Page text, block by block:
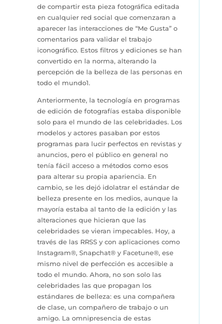
de compartir esta pieza fotográfica editada
en cualquier red social que comenzaran a
aparecer las interacciones de “Me Gusta” o
comentarios para validar el trabajo
iconográfico. Estos filtros y ediciones se han
convertido en la norma, alterando la
percepción de la belleza de las personas en
todo el mundo1.
Anteriormente, la tecnología en programas
de edición de fotografías estaba disponible
solo para el mundo de las celebridades. Los
modelos y actores pasaban por estos
programas para lucir perfectos en revistas y
anuncios, pero el público en general no
tenía fácil acceso a métodos como esos
para alterar su propia apariencia. En
cambio, se les dejó idolatrar el estándar de
belleza presente en los medios, aunque la
mayoría estaba al tanto de la edición y las
alteraciones que hicieran que las
celebridades se vieran impecables. Hoy, a
través de las RRSS y con aplicaciones como
Instagram®, Snapchat® y Facetune®, ese
mismo nivel de perfección es accesible a
todo el mundo. Ahora, no son solo las
celebridades las que propagan los
estándares de belleza: es una compañera
de clase, un compañero de trabajo o un
amigo. La omnipresencia de estas